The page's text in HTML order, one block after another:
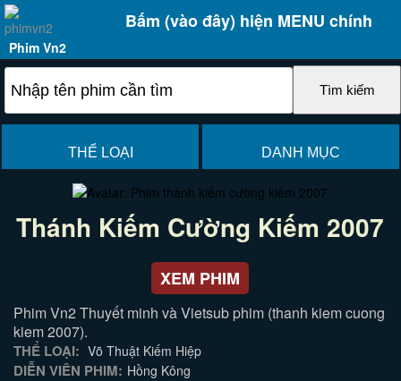
Bấm (vào đây) hiện MENU chính
Phim Vn2
THỂ LOẠI DANH MỤC
Thánh Kiếm Cường Kiếm 2007
XEM PHIM
Phim Vn2 Thuyết minh và Vietsub phim (thanh kiem cuong
kiem 2007).
THỂ LOẠI: Võ Thuật Kiếm Hiệp
DIỄN VIÊN PHIM: Hồng Kông